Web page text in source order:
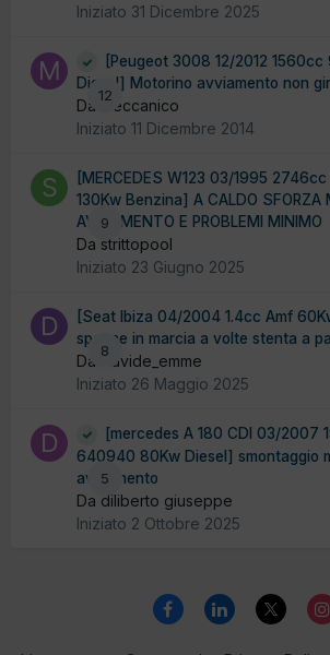
Iniziato 31 Dicembre 2025
12
[Peugeot 3008 12/2012
Diesel] Motorino avviamento non
Da meccanico
Iniziato 11 Dicembre 2014
9
[MERCEDES W123 03/1995
130Kw Benzina] A CALDO SFORZA
AVVIAMENTO E PROBLEMI MINIMO
Da strittopool
Iniziato 23 Giugno 2025
8
[Seat Ibiza 04/2004 1.4cc Amf
spegne in marcia a volte stenta a
Da Davide_emme
Iniziato 26 Maggio 2025
5
[mercedes A 180 CDI 03/2007
640940 80Kw Diesel] smontaggio
avviamento
Da diliberto giuseppe
Iniziato 2 Ottobre 2025